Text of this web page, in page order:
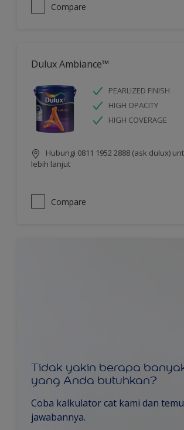
Compare
Dulux Ambiance™
PEARLIZED FINISH
HIGH OPACITY
HIGH COVERAGE
Hubungi 0811 1952 2888 (ask dulux)
lebih lanjut
Compare
Tidak yakin berapa
yang Anda butuhkan?
Coba kalkulator cat kami dan
jawabannya.